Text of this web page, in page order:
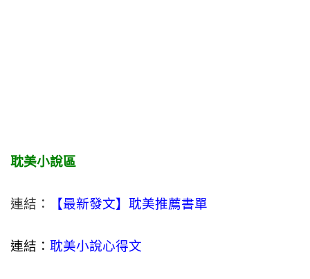
耽美小說區
連結： 【最新發文】耽美推薦書單
連結： 耽美小說心得文